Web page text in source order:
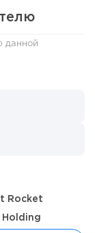
собственной
данной
Rocket
Holding